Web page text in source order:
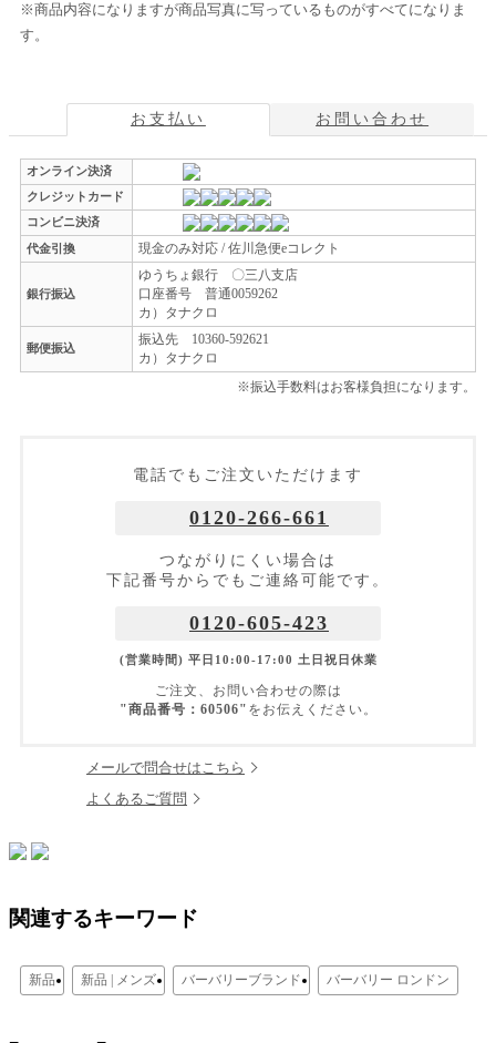
※商品内容になりますが商品写真に写っているものがすべてになりま
す。
お支払い お問い合わせ
オンライン決済
クレジットカード
コンビニ決済
代金引換
現金のみ対応 / 佐川急便eコレクト
銀行振込
ゆうちょ銀行 〇三八支店
口座番号 普通0059262
カ）タナクロ
郵便振込
振込先 10360-592621
カ）タナクロ
※振込手数料はお客様負担になります。
電話でもご注文いただけます
0120-266-661
つながりにくい場合は
下記番号からでもご連絡可能です。
0120-605-423
(営業時間) 平日10:00-17:00 土日祝日休業
ご注文、お問い合わせの際は
"商品番号：60506" をお伝えください。
メールで問合せはこちら
よくあるご質問
関連するキーワード
新品 新品 | メンズ バーバリーブランド バーバリー ロンドン